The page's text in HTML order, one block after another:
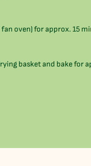
oven) for approx. 15
basket and bake for